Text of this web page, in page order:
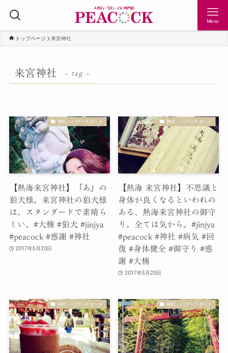
Menu
トップページ 来宮神社
来宮神社 – tag –
神社・パワースポット
【熱海来宮神社】『あ』の
狛犬様。来宮神社の狛犬様
は、スタンダードで素晴ら
しい。#大楠 #狛犬 #jinjya
#peacock #感謝 #神社
2017年5月20日
神社・パワースポット
【熱海 来宮神社】不思議と
身体が良くなるといわれの
ある、熱海来宮神社の御守
り。全ては気から。#jinjya
#peacock #神社 #病気 #回
復 #身体健全 #御守り #感
謝 #大楠
2017年5月20日
神社・パワースポット 神社・パワースポット